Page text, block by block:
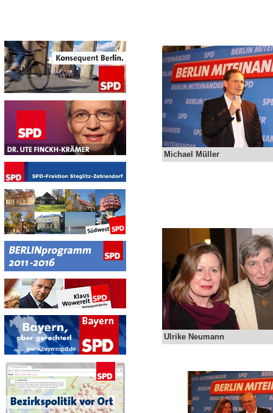
Michael Müller
Ulrike Neumann